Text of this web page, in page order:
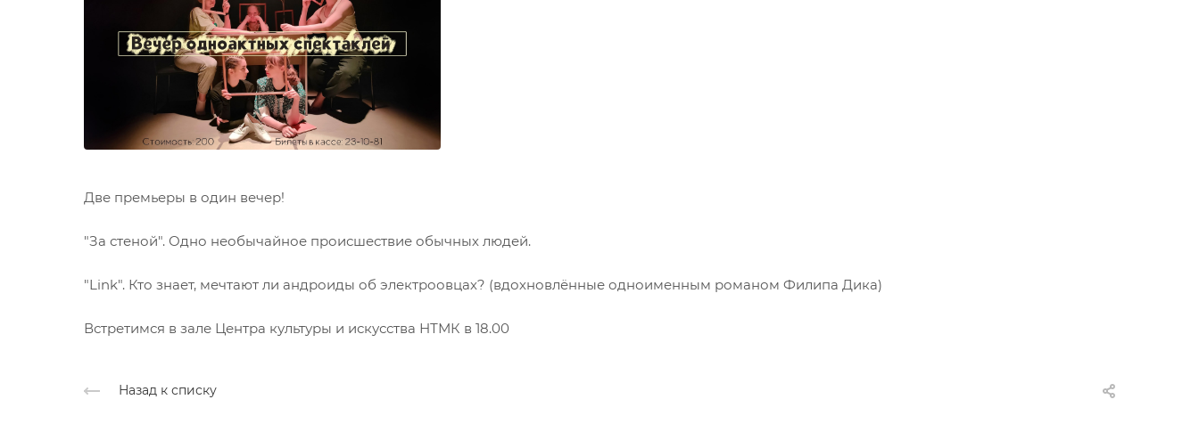
Две премьеры в один вечер!
"За стеной". Одно необычайное происшествие обычных людей.
"Link". Кто знает, мечтают ли андроиды об электроовцах? (вдохновлённые одноименным романом Филипа Дика)
Встретимся в зале Центра культуры и искусства НТМК в 18.00
Назад к списку